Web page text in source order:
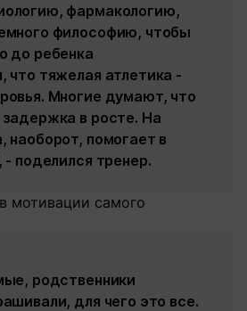
фармакологию,
философию, чтобы
до ребенка
что тяжелая атлетика -
Многие думают, что
в росте. На
наоборот, помогает в
- поделился тренер.
мотивации самого
родственники
для чего это все.